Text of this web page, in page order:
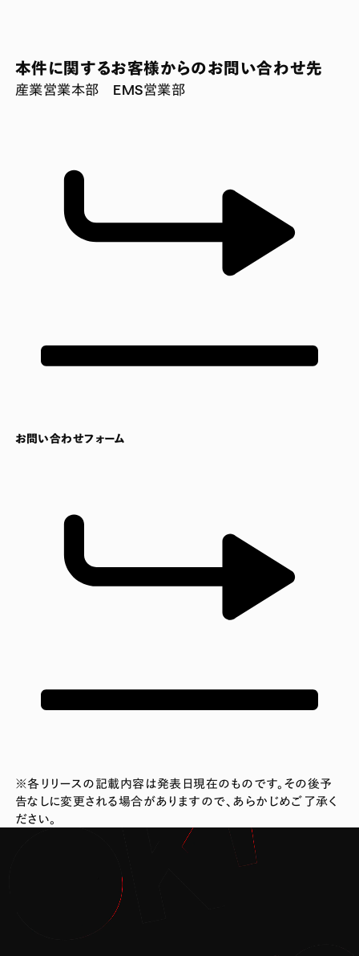
本件に関するお客様からのお問い合わせ先
産業営業本部 EMS営業部
お問い合わせフォーム
※各リリースの記載内容は発表日現在のものです。その後予
告なしに変更される場合がありますので、あらかじめご了承く
ださい。